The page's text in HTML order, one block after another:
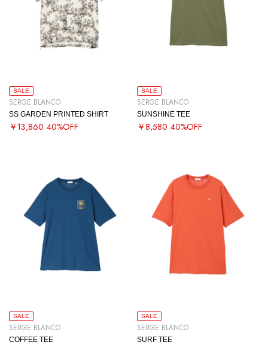
SALE
SERGE BLANCO
SS GARDEN PRINTED SHIRT
￥13,860 40%OFF
SALE
SERGE BLANCO
SUNSHINE TEE
￥8,580 40%OFF
SALE
SERGE BLANCO
COFFEE TEE
SALE
SERGE BLANCO
SURF TEE